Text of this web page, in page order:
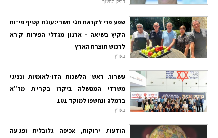
דופק החינוך
שפע פרי לקראת חגי תשרי: עונת קטיף פירות
הקיץ בשיאה - ארגון מגדלי הפירות קורא
לרכוש תוצרת הארץ
בארץ
עשרות ראשי הלשכות הדו-לאומיות ונציגי
משרדי הממשלה ביקרו בקריית מד"א
ברמלה ונחשפו למוקד 101
בארץ
הודעות ירוקות, אכיפה גלובלית ופגיעה